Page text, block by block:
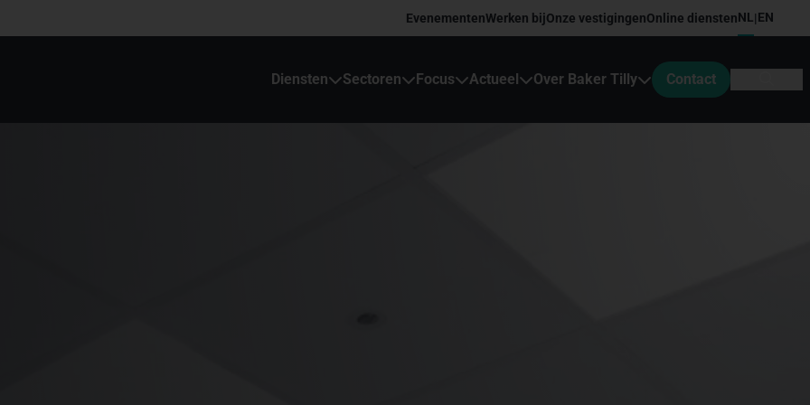
EvenementenWerken bijOnze vestigingenOnline dienstenNL|EN
Diensten Sectoren Focus Actueel Over Baker Tilly Contact